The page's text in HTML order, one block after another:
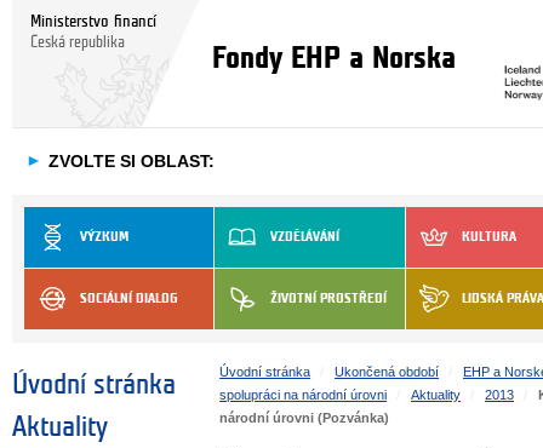
Ministerstvo financí
Česká republika
Fondy EHP a Norska
► ZVOLTE SI OBLAST:
VÝZKUM VZDĚLÁVÁNÍ KULTURA
SOCIÁLNÍ DIALOG ŽIVOTNÍ PROSTŘEDÍ LIDSKÁ PRÁVA
Úvodní stránka
Aktuality
Úvodní stránka Ukončená období
EHP a
spolupráci na národní úrovni
Aktuality 2013
národní úrovni (Pozvánka)